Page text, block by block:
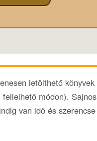
letölthető könyvek
módon). Sajnos
van idő és szerencse